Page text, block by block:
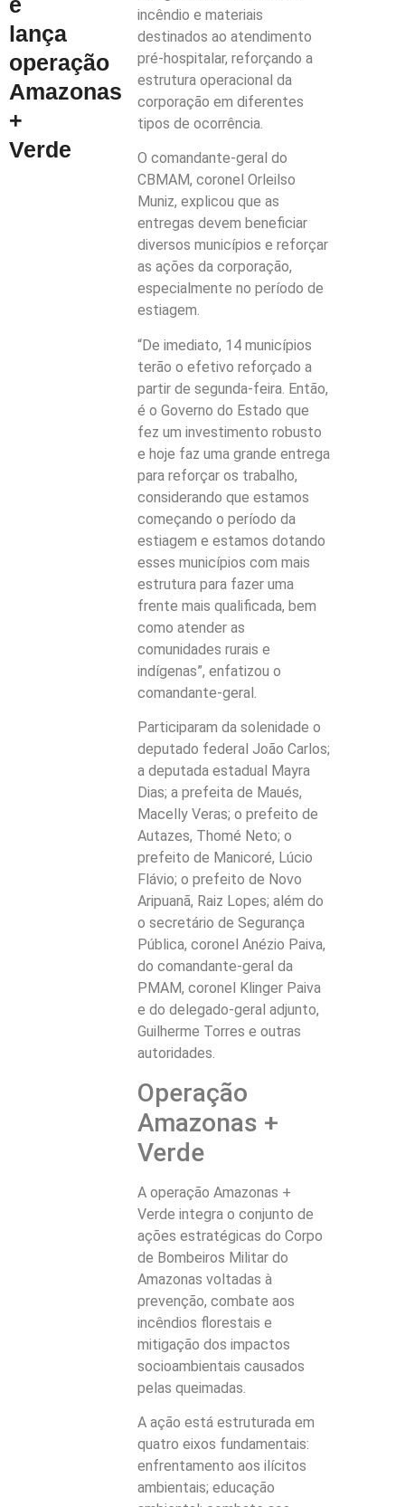
lança
operação
Amazonas
+
Verde
incêndio e materiais
destinados ao atendimento
pré-hospitalar, reforçando a
estrutura operacional da
corporação em diferentes
tipos de ocorrência.
O comandante-geral do
CBMAM, coronel Orleilso
Muniz, explicou que as
entregas devem beneficiar
diversos municípios e reforçar
as ações da corporação,
especialmente no período de
estiagem.
“De imediato, 14 municípios
terão o efetivo reforçado a
partir de segunda-feira. Então,
é o Governo do Estado que
fez um investimento robusto
e hoje faz uma grande entrega
para reforçar os trabalho,
considerando que estamos
começando o período da
estiagem e estamos dotando
esses municípios com mais
estrutura para fazer uma
frente mais qualificada, bem
como atender as
comunidades rurais e
indígenas”, enfatizou o
comandante-geral.
Participaram da solenidade o
deputado federal João Carlos;
a deputada estadual Mayra
Dias; a prefeita de Maués,
Macelly Veras; o prefeito de
Autazes, Thomé Neto; o
prefeito de Manicoré, Lúcio
Flávio; o prefeito de Novo
Aripuanã, Raiz Lopes; além do
o secretário de Segurança
Pública, coronel Anézio Paiva,
do comandante-geral da
PMAM, coronel Klinger Paiva
e do delegado-geral adjunto,
Guilherme Torres e outras
autoridades.
Operação
Amazonas +
Verde
A operação Amazonas +
Verde integra o conjunto de
ações estratégicas do Corpo
de Bombeiros Militar do
Amazonas voltadas à
prevenção, combate aos
incêndios florestais e
mitigação dos impactos
socioambientais causados
pelas queimadas.
A ação está estruturada em
quatro eixos fundamentais:
enfrentamento aos ilícitos
ambientais; educação